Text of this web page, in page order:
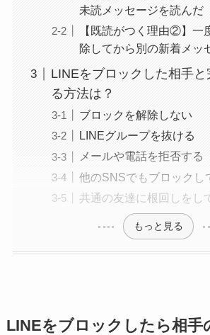
未読メッセージを読んだ
【既読がつく理由②】一
除してから別の新着メッ
LINEをブロックした相手と
る方法は？
ブロックを解除しない
LINEグループを抜ける
メールや電話を拒否する
他のSNSでもブロックし
共通の友達に根回しをし
もっと見る
LINEをブロックしたら相手